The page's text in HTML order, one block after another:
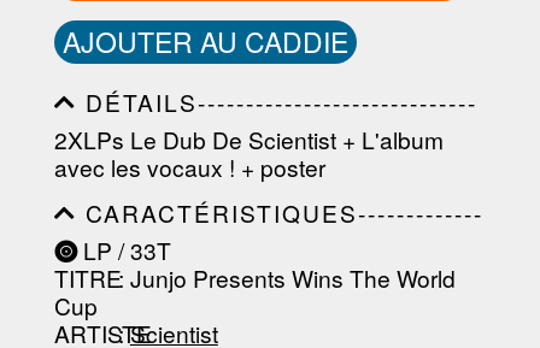
AJOUTER AU CADDIE
DÉTAILS-----------------------------
-----------------------------------------
-----------------------------------------
-----------------------------------------
-----------------------------------------
----------------
2XLPs Le Dub De Scientist + L'album
avec les vocaux ! + poster
CARACTÉRISTIQUES-------------
-----------------------------------------
-----------------------------------------
-----------------------------------------
-----------------------------------------
--------------------------------
LP / 33T
TITRE: Junjo Presents Wins The World
Cup
ARTISTE
:Scientist